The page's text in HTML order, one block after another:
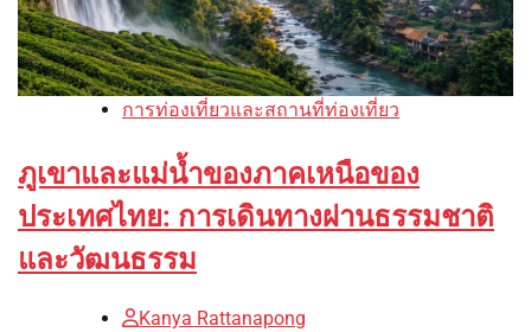
การท่องเที่ยวและสถานที่ท่องเที่ยว
ภูเขาและแม่น้ำของภาคเหนือของ
ประเทศไทย: การเดินทางผ่านธรรมชาติ
และวัฒนธรรม
Kanya Rattanapong